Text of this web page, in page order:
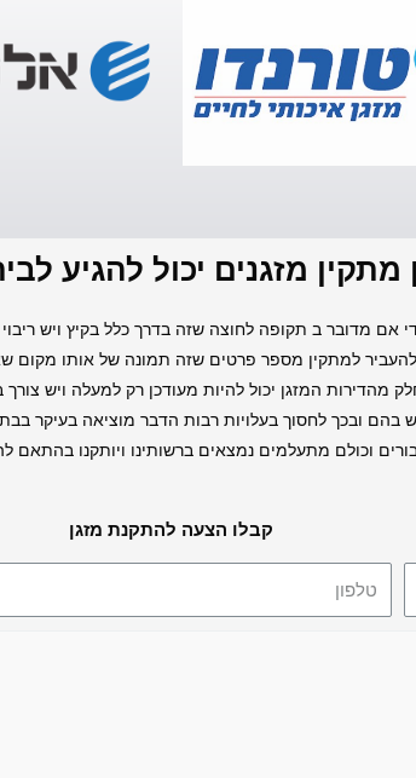
מתקין מזגנים יכול להגיע
למתקין מספר פרטים שזה תמונה של אותו מקום
המזגן יכול להיות מעודכן רק למעלה ויש
ובכך לחסוך בעלויות רבות הדבר מוציאה בעיקר
וכולם מתעלמים נמצאים ברשותינו ויותקנו בהתאם
קבלו הצעה להתקנת מזגן